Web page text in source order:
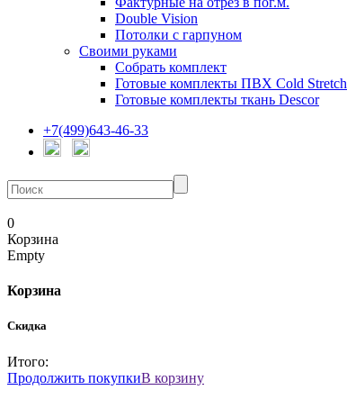
Double Vision
Потолки с гарпуном
Своими руками
Собрать комплект
Готовые комплекты ПВХ Cold Stretch
Готовые комплекты ткань Descor
+7(499)643-46-33
0
Корзина
Empty
Корзина
Скидка
Итого:
Продолжить покупкиВ корзину